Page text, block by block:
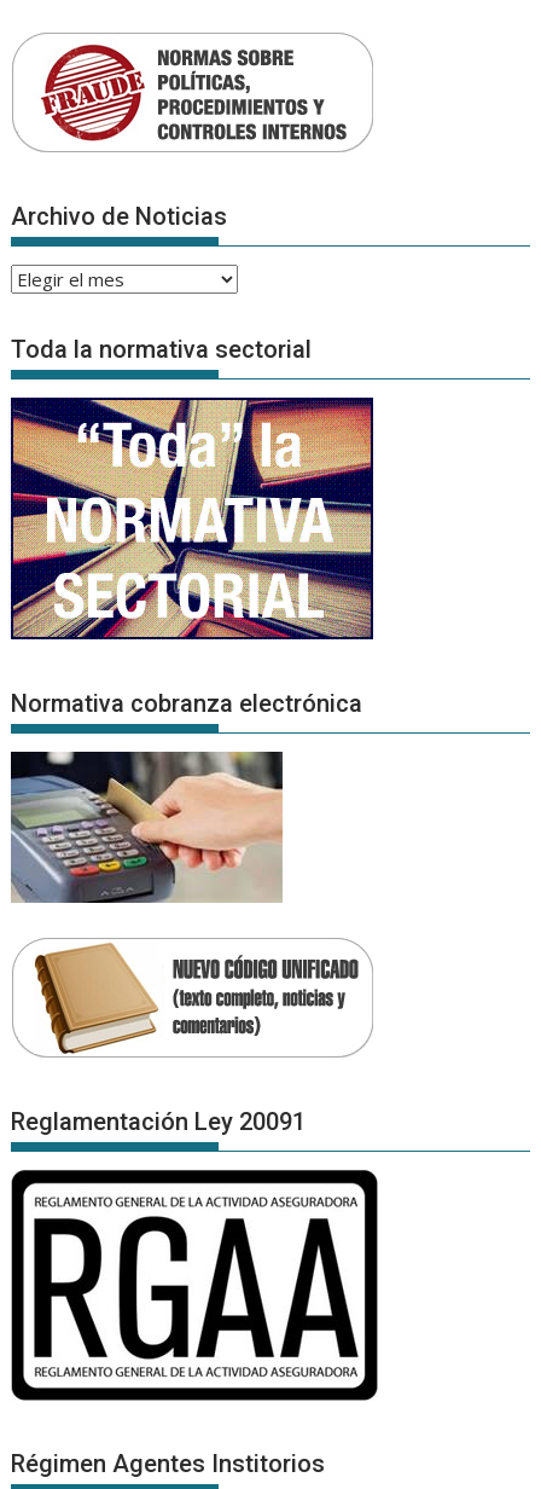
Archivo de Noticias
Archivo
Noticias
Toda la normativa sectorial
Normativa cobranza electrónica
Reglamentación Ley 20091
Régimen Agentes Institorios